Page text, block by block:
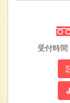
受付時